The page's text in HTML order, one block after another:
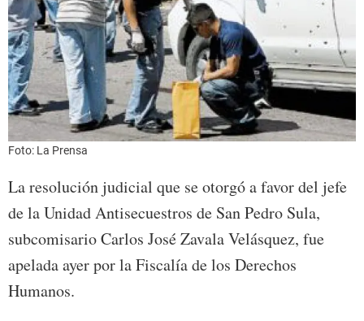
Foto: La Prensa
La resolución judicial que se otorgó a favor del jefe
de la Unidad Antisecuestros de San Pedro Sula,
subcomisario Carlos José Zavala Velásquez, fue
apelada ayer por la Fiscalía de los Derechos
Humanos.